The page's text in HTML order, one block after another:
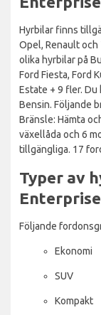
Hyrbilar finns
Opel, Renault
olika hyrbilar på
Ford Fiesta, Ford
Estate + 9 fler.
Bensin. Följande
Bränsle: Hämta
växellåda och 6
tillgängliga. 17
Typer av
Följande
Ekonomi
SUV
Kompakt